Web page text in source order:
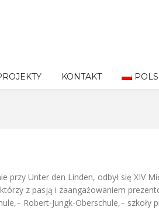
KONTAKT
Unter den Linden, odbył się XIV
z pasją i zaangażowaniem
Robert-Jungk-Oberschule,– szkoły